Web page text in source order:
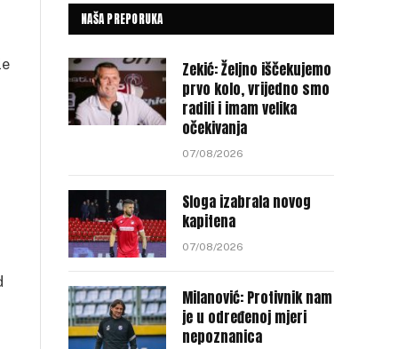
NAŠA PREPORUKA
Zekić: Željno iščekujemo
prvo kolo, vrijedno smo
radili i imam velika
očekivanja
07/08/2026
Sloga izabrala novog
kapitena
07/08/2026
Milanović: Protivnik nam
je u određenoj mjeri
nepoznanica